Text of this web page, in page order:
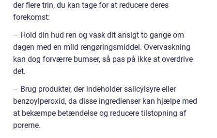
der flere trin, du kan tage for at reducere deres
forekomst:
– Hold din hud ren og vask dit ansigt to gange om
dagen med en mild rengøringsmiddel. Overvaskning
kan dog forværre bumser, så pas på ikke at overdrive
det.
– Brug produkter, der indeholder salicylsyre eller
benzoylperoxid, da disse ingredienser kan hjælpe med
at bekæmpe betændelse og reducere tilstopning af
porerne.